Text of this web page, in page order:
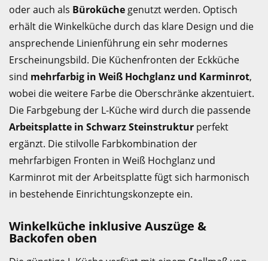
oder auch als Büroküche genutzt werden. Optisch
erhält die Winkelküche durch das klare Design und die
ansprechende Linienführung ein sehr modernes
Erscheinungsbild. Die Küchenfronten der Eckküche
sind mehrfarbig in Weiß Hochglanz und Karminrot,
wobei die weitere Farbe die Oberschränke akzentuiert.
Die Farbgebung der L-Küche wird durch die passende
Arbeitsplatte in Schwarz Steinstruktur perfekt
ergänzt. Die stilvolle Farbkombination der
mehrfarbigen Fronten in Weiß Hochglanz und
Karminrot mit der Arbeitsplatte fügt sich harmonisch
in bestehende Einrichtungskonzepte ein.
Winkelküche inklusive Auszüge &
Backofen oben